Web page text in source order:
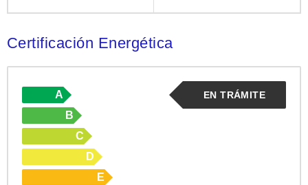
Certificación Energética
EN TRÁMITE
A
B
C
D
E